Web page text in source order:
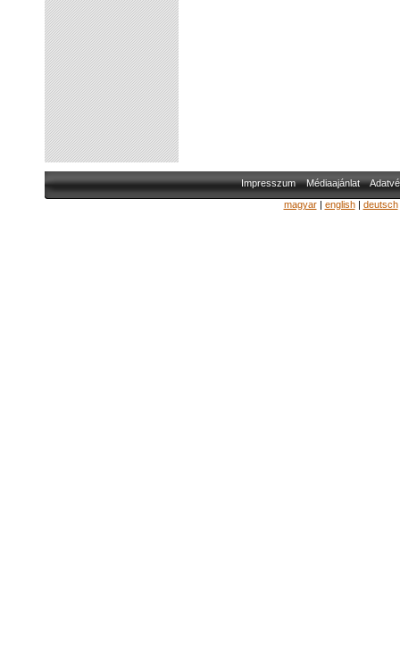
Impresszum Médiaajánlat
magyar| english| deutsch